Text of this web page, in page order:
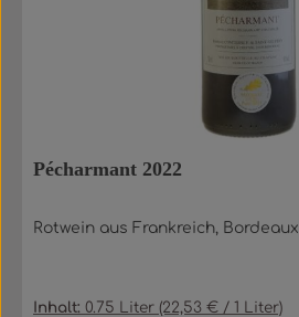
Pécharmant 2022
Rotwein aus Frankreich, Bordeaux
Inhalt:0.75 Liter (22,53 € / 1 Liter)